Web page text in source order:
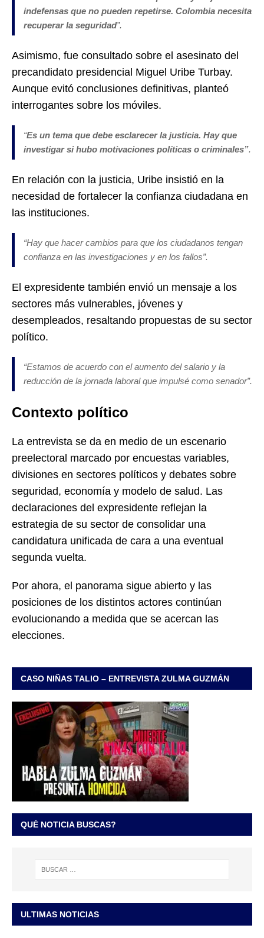
indefensas que no pueden repetirse. Colombia necesita
recuperar la seguridad”.
Asimismo, fue consultado sobre el asesinato del
precandidato presidencial Miguel Uribe Turbay.
Aunque evitó conclusiones definitivas, planteó
interrogantes sobre los móviles.
“Es un tema que debe esclarecer la justicia. Hay que
investigar si hubo motivaciones políticas o criminales”.
En relación con la justicia, Uribe insistió en la
necesidad de fortalecer la confianza ciudadana en
las instituciones.
“Hay que hacer cambios para que los ciudadanos tengan
confianza en las investigaciones y en los fallos”.
El expresidente también envió un mensaje a los
sectores más vulnerables, jóvenes y
desempleados, resaltando propuestas de su sector
político.
“Estamos de acuerdo con el aumento del salario y la
reducción de la jornada laboral que impulsé como senador”.
Contexto político
La entrevista se da en medio de un escenario
preelectoral marcado por encuestas variables,
divisiones en sectores políticos y debates sobre
seguridad, economía y modelo de salud. Las
declaraciones del expresidente reflejan la
estrategia de su sector de consolidar una
candidatura unificada de cara a una eventual
segunda vuelta.
Por ahora, el panorama sigue abierto y las
posiciones de los distintos actores continúan
evolucionando a medida que se acercan las
elecciones.
CASO NIÑAS TALIO – ENTREVISTA ZULMA GUZMÁN
QUÉ NOTICIA BUSCAS?
ULTIMAS NOTICIAS